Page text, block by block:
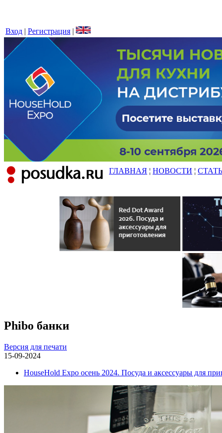
Вход | Регистрация |
ГЛАВНАЯ ¦ НОВОСТИ ¦
Phibo банки
Версия для печати
15-09-2024
HouseHold Expo осень 2024. Посуда и аксессуары для